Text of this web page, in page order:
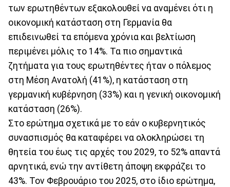
των ερωτηθέντων εξακολουθεί να αναμένει ότι η
οικονομική κατάσταση στη Γερμανία θα
επιδεινωθεί τα επόμενα χρόνια και βελτίωση
περιμένει μόλις το 14%. Τα πιο σημαντικά
ζητήματα για τους ερωτηθέντες ήταν ο πόλεμος
στη Μέση Ανατολή (41%), η κατάσταση στη
γερμανική κυβέρνηση (33%) και η γενική οικονομική
κατάσταση (26%).
Στο ερώτημα σχετικά με το εάν ο κυβερνητικός
συνασπισμός θα καταφέρει να ολοκληρώσει τη
θητεία του έως τις αρχές του 2029, το 52% απαντά
αρνητικά, ενώ την αντίθετη άποψη εκφράζει το
43%. Τον Φεβρουάριο του 2025, στο ίδιο ερώτημα,